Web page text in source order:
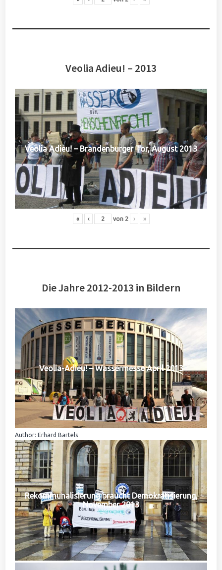
Veolia Adieu! – 2013
Veolia Adieu! – Brandenburger Tor, August 2013
« ‹ von 2 › »
Die Jahre 2012-2013 in Bildern
Veolia-Adieu! – Wassermesse April 2013
Author: Erhard Bartels
Rekommunalisierung braucht Demokratisierung,
November 2013